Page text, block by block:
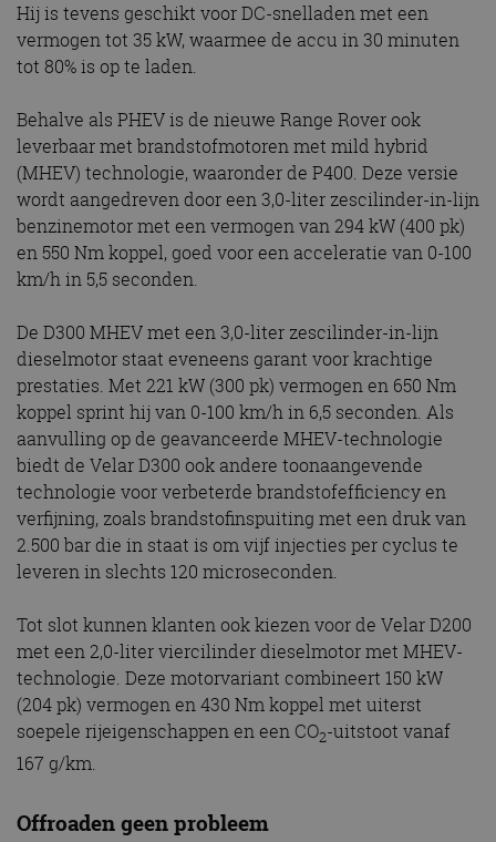
Hij is tevens geschikt voor DC-snelladen met een
vermogen tot 35 kW, waarmee de accu in 30 minuten
tot 80% is op te laden.
Behalve als PHEV is de nieuwe Range Rover ook
leverbaar met brandstofmotoren met mild hybrid
(MHEV) technologie, waaronder de P400. Deze versie
wordt aangedreven door een 3,0-liter zescilinder-in-lijn
benzinemotor met een vermogen van 294 kW (400 pk)
en 550 Nm koppel, goed voor een acceleratie van 0-100
km/h in 5,5 seconden.
De D300 MHEV met een 3,0-liter zescilinder-in-lijn
dieselmotor staat eveneens garant voor krachtige
prestaties. Met 221 kW (300 pk) vermogen en 650 Nm
koppel sprint hij van 0-100 km/h in 6,5 seconden. Als
aanvulling op de geavanceerde MHEV-technologie
biedt de Velar D300 ook andere toonaangevende
technologie voor verbeterde brandstofefficiency en
verfijning, zoals brandstofinspuiting met een druk van
2.500 bar die in staat is om vijf injecties per cyclus te
leveren in slechts 120 microseconden.
Tot slot kunnen klanten ook kiezen voor de Velar D200
met een 2,0-liter viercilinder dieselmotor met MHEV-
technologie. Deze motorvariant combineert 150 kW
(204 pk) vermogen en 430 Nm koppel met uiterst
soepele rijeigenschappen en een CO2-uitstoot vanaf
167 g/km.
Offroaden geen probleem